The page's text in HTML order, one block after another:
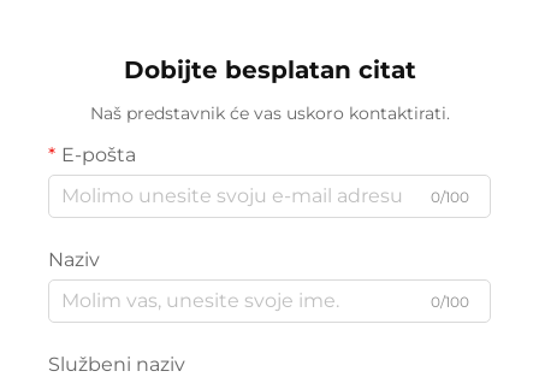
Dobijte besplatan citat
Naš predstavnik će vas uskoro kontaktirati.
E-pošta
0/100
Naziv
0/100
Službeni naziv